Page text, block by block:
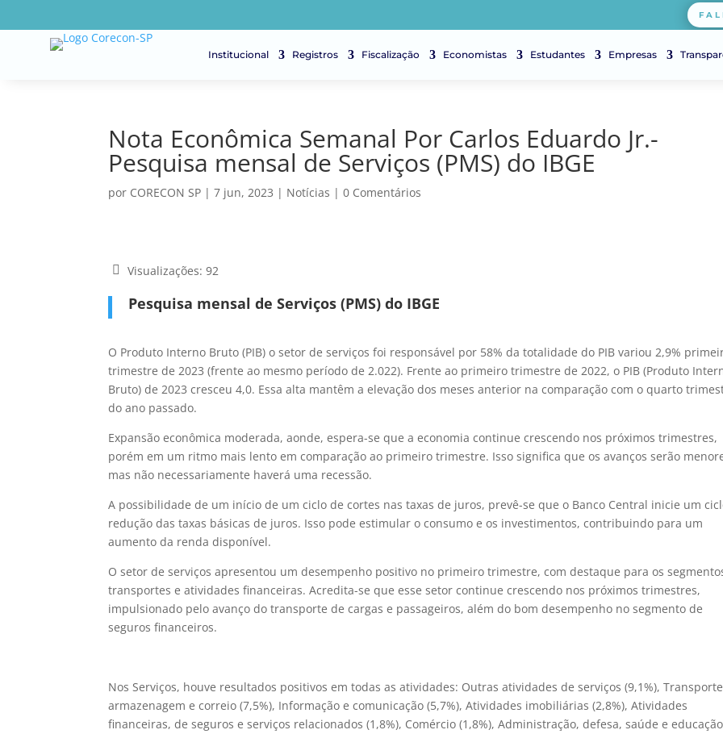
Institucional Registros Fiscalização Economistas Estudantes Empresas
Nota Econômica Semanal Por Carlos Eduardo Jr.-
Pesquisa mensal de Serviços (PMS) do IBGE
por CORECON SP |7 jun, 2023 | Notícias |0 Comentários
Visualizações: 92
Pesquisa mensal de Serviços (PMS) do IBGE
O Produto Interno Bruto (PIB) o setor de serviços foi responsável por 58% da totalidade do PIB variou 2,9%
trimestre de 2023 (frente ao mesmo período de 2.022). Frente ao primeiro trimestre de 2022, o PIB (Produto
Bruto) de 2023 cresceu 4,0. Essa alta mantêm a elevação dos meses anterior na comparação com o quarto
do ano passado.
Expansão econômica moderada, aonde, espera-se que a economia continue crescendo nos próximos trimestres,
porém em um ritmo mais lento em comparação ao primeiro trimestre. Isso significa que os avanços serão
mas não necessariamente haverá uma recessão.
A possibilidade de um início de um ciclo de cortes nas taxas de juros, prevê-se que o Banco Central inicie um
redução das taxas básicas de juros. Isso pode estimular o consumo e os investimentos, contribuindo para um
aumento da renda disponível.
O setor de serviços apresentou um desempenho positivo no primeiro trimestre, com destaque para os
transportes e atividades financeiras. Acredita-se que esse setor continue crescendo nos próximos trimestres,
impulsionado pelo avanço do transporte de cargas e passageiros, além do bom desempenho no segmento de
seguros financeiros.
Nos Serviços, houve resultados positivos em todas as atividades: Outras atividades de serviços (9,1%),
armazenagem e correio (7,5%), Informação e comunicação (5,7%), Atividades imobiliárias (2,8%), Atividades
financeiras, de seguros e serviços relacionados (1,8%), Comércio (1,8%), Administração, defesa, saúde e educação